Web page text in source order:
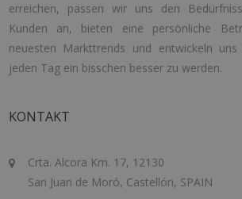
erreichen, passen wir uns den
Kunden an, bieten eine persönliche
neuesten Markttrends und entwickeln
jeden Tag ein bisschen besser zu werden.
KONTAKT
Crta. Alcora Km. 17, 12130
San Juan de Moró, Castellón, SPAIN